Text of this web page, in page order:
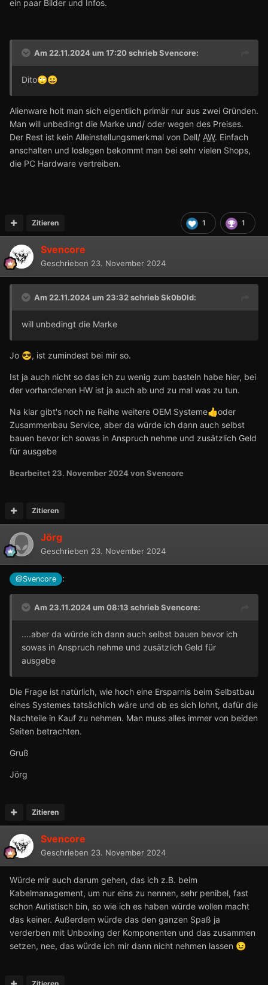
ein paar Bilder und Infos.
Am 22.11.2024 um 17:20 schriebSvencore:
Dito🙄😀
Alienware holt man sich eigentlich primär nur aus zwei Gründen.
Man will unbedingt die Marke und/ oder wegen des Preises.
Der Rest ist kein Alleinstellungsmerkmal von Dell/ AW. Einfach
anschalten und loslegen bekommt man bei sehr vielen Shops,
die PC Hardware vertreiben.
1 1
Zitieren
Svencore
Geschrieben 23. November 2024
Am 22.11.2024 um 23:32 schriebSk0b0ld:
will unbedingt die Marke
Jo 😎, ist zumindest bei mir so.
Ist ja auch nicht so das ich zu wenig zum basteln habe hier, bei
der vorhandenen HW ist ja auch ab und zu mal was zu tun.
Na klar gibt's noch ne Reihe weitere OEM Systeme👍oder
Zusammenbau Service, aber da würde ich dann auch selbst
bauen bevor ich sowas in Anspruch nehme und zusätzlich Geld
für ausgebe
Bearbeitet 23. November 2024von Svencore
Zitieren
Jörg
Geschrieben 23. November 2024
@Svencore :
Am 23.11.2024 um 08:13 schriebSvencore:
....aber da würde ich dann auch selbst bauen bevor ich
sowas in Anspruch nehme und zusätzlich Geld für
ausgebe
Die Frage ist natürlich, wie hoch eine Ersparnis beim Selbstbau
eines Systemes tatsächlich wäre und ob es sich lohnt, dafür die
Nachteile in Kauf zu nehmen. Man muss alles immer von beiden
Seiten betrachten.
Gruß
Jörg
Zitieren
Svencore
Geschrieben 23. November 2024
Würde mir auch darum gehen, das ich z.B. beim
Kabelmanagement, um nur eins zu nennen, sehr penibel, fast
schon Autistisch bin, so wie ich es haben würde wollen macht
das keiner. Außerdem würde das den ganzen Spaß ja
verderben mit Unboxing der Komponenten und das zusammen
setzen, nee, das würde ich mir dann nicht nehmen lassen 😉